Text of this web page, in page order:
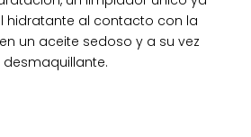
hidratante al contacto con la
un aceite sedoso y a su vez